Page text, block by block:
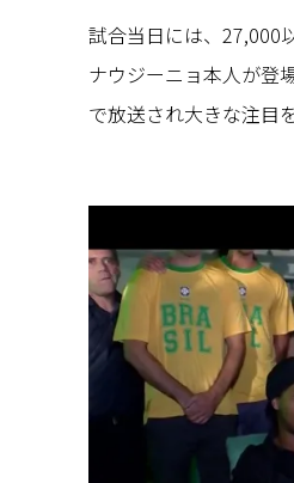
試合当日には、27,000
ナウジーニョ本人が登
で放送され大きな注目